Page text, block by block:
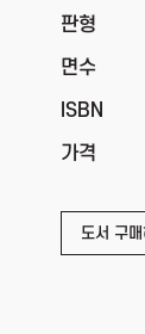
판형
면수
ISBN
가격
도서 구매